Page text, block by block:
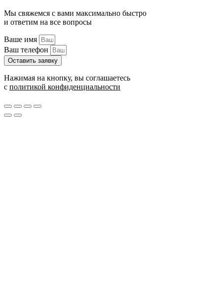
Мы свяжемся с вами максимально быстро
и ответим на все вопросы
Ваше имя
Ваш телефон
Оставить заявку
Нажимая на кнопку, вы соглашаетесь
с политикой конфиденциальности